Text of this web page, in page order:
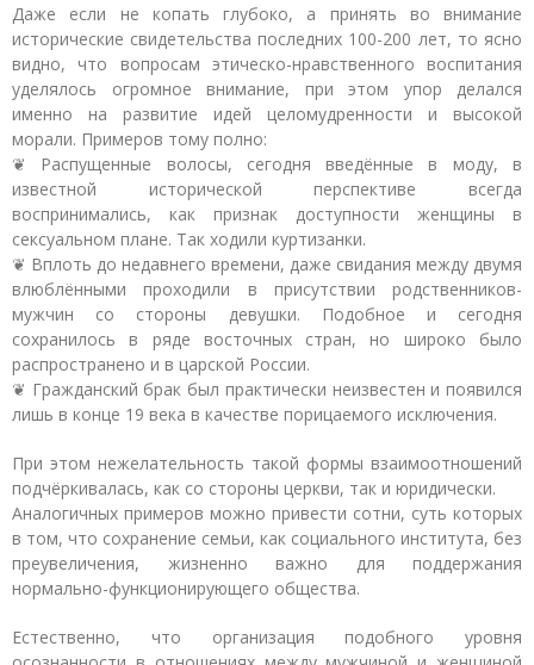
Даже если не копать глубоко, а принять во внимание
исторические свидетельства последних 100-200 лет, то ясно
видно, что вопросам этическо-нравственного воспитания
уделялось огромное внимание, при этом упор делался
именно на развитие идей целомудренности и высокой
морали. Примеров тому полно:
❦ Распущенные волосы, сегодня введённые в моду, в
известной исторической перспективе всегда
воспринимались, как признак доступности женщины в
сексуальном плане. Так ходили куртизанки.
❦ Вплоть до недавнего времени, даже свидания между двумя
влюблёнными проходили в присутствии родственников-
мужчин со стороны девушки. Подобное и сегодня
сохранилось в ряде восточных стран, но широко было
распространено и в царской России.
❦ Гражданский брак был практически неизвестен и появился
лишь в конце 19 века в качестве порицаемого исключения.
При этом нежелательность такой формы взаимоотношений
подчёркивалась, как со стороны церкви, так и юридически.
Аналогичных примеров можно привести сотни, суть которых
в том, что сохранение семьи, как социального института, без
преувеличения, жизненно важно для поддержания
нормально-функционирующего общества.
Естественно, что организация подобного уровня